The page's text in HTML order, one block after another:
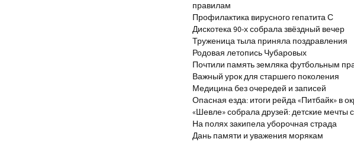
правилам
Профилактика вирусного гепатита С
Дискотека 90-х собрала звёздный вечер
Труженица тыла приняла поздравления
Родовая летопись Чубаровых
Почтили память земляка футбольным
Важный урок для старшего поколения
Медицина без очередей и записей
Опасная езда: итоги рейда «Питбайк» в
«Шевле» собрала друзей: детские мечты
На полях закипела уборочная страда
Дань памяти и уважения морякам